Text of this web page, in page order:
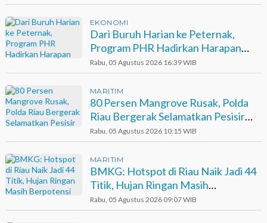
EKONOMI
Dari Buruh Harian ke Peternak,
Program PHR Hadirkan Harapan
Baru bagi Suku Sakai
Rabu, 05 Agustus 2026 16:39 WIB
MARITIM
80 Persen Mangrove Rusak, Polda
Riau Bergerak Selamatkan Pesisir
Sinaboi
Rabu, 05 Agustus 2026 10:15 WIB
MARITIM
BMKG: Hotspot di Riau Naik Jadi 44
Titik, Hujan Ringan Masih
Berpotensi Terjadi
Rabu, 05 Agustus 2026 09:07 WIB